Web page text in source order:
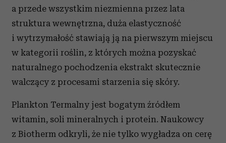
a przede wszystkim niezmienna przez lata
struktura wewnętrzna, duża elastyczność
i wytrzymałość stawiają ją na pierwszym miejscu
w kategorii roślin, z których można pozyskać
naturalnego pochodzenia ekstrakt skutecznie
walczący z procesami starzenia się skóry.
Plankton Termalny jest bogatym źródłem
witamin, soli mineralnych i protein. Naukowcy
z Biotherm odkryli, że nie tylko wygładza on cerę